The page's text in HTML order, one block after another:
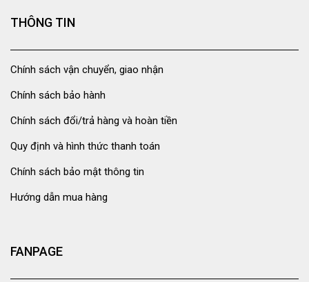
THÔNG TIN
Chính sách vận chuyển, giao nhận
Chính sách bảo hành
Chính sách đổi/trả hàng và hoàn tiền
Quy định và hình thức thanh toán
Chính sách bảo mật thông tin
Hướng dẫn mua hàng
FANPAGE